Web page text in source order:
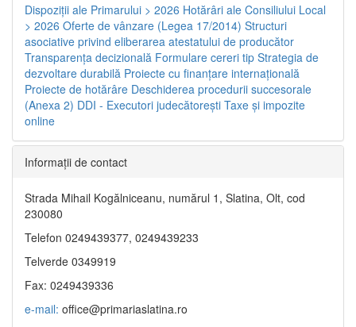
Dispoziţii ale Primarului > 2026 Hotărâri ale Consiliului Local
> 2026 Oferte de vânzare (Legea 17/2014) Structuri
asociative privind eliberarea atestatului de producător
Transparenţa decizională Formulare cereri tip Strategia de
dezvoltare durabilă Proiecte cu finanţare internaţională
Proiecte de hotărâre Deschiderea procedurii succesorale
(Anexa 2) DDI - Executori judecătorești Taxe şi impozite
online
Informaţii de contact
Strada Mihail Kogălniceanu, numărul 1, Slatina, Olt, cod
230080
Telefon 0249439377, 0249439233
Telverde 0349919
Fax: 0249439336
e-mail: office@primariaslatina.ro